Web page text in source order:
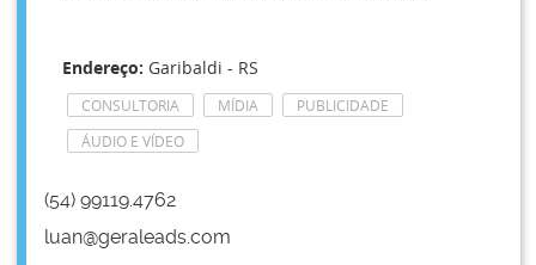
Endereço: Garibaldi - RS
CONSULTORIA MÍDIA
PUBLICIDADE
ÁUDIO E VÍDEO
(54) 99119.4762
luan@geraleads.com